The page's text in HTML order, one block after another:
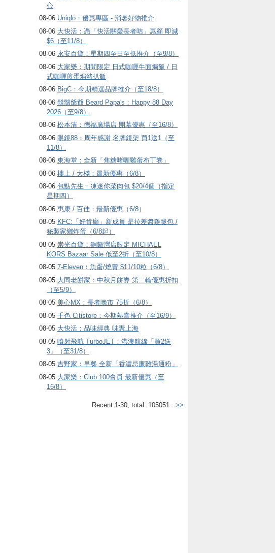
心
08-06 Uniqlo：優惠專區 - 消暑好物推介
08-06 大快活：憑「快活關愛長者咭」惠顧 即減
$6（至11/8）
08-06 永安百貨：星期四至日至抵推介（至9/8）
08-06 大家樂：期間限定 日式咖喱牛面焗飯 / 日
式咖喱煎蛋焗豬扒飯
08-06 BigC：今期精選品牌推介（至18/8）
08-06 鬍鬚爺爺 Beard Papa's：Happy 88 Day
2026（至9/8）
08-06 松本清：德福廣場店 開幕優惠（至16/8）
08-06 眼鏡88：周年感謝 名牌鏡架 買1送1（至
11/8）
08-06 東海堂：全新「焦糖啫喱雞蛋布丁卷」
08-06 樓上 / 大棧：最新優惠（6/8）
08-06 包點先生：凍迷你菜肉包 $20/4個（指定
星期四）
08-06 惠康 / 百佳：最新優惠（6/8）
08-05 KFC:「好肯癲」新成員 是拉差醬雞腿包 /
秘製家鄉炸蛋（6/8起）
08-05 崇光百貨：銅鑼灣店限定 MICHAEL
KORS Bazaar Sale 低至2折（至10/8）
08-05 7-Eleven：魚蛋/燒賣 $11/10粒（6/8）
08-05 大同老餅家：中秋月餅券 第二輪優惠折扣
（至5/9）
08-05 美心MX：長者晚市 75折（6/8）
08-05 千色 Citistore：今期熱賣推介（至16/9）
08-05 大快活：品味經典 味聚上海
08-05 噴射飛航 TurboJET：港澳航線「買2送
3」（至31/8）
08-05 吉野家：早餐 全新「香濃忌廉雞湯通粉」
08-05 大家樂：Club 100會員 最新優惠（至
16/8）
Recent 1-30, total: 105051. >>